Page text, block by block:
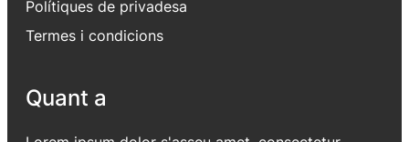
Polítiques de privadesa
Termes i condicions
Quant a